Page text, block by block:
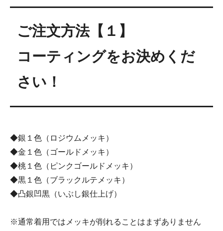
ご注文方法【１】
コーティングをお決めくだ
さい！
◆銀１色（ロジウムメッキ）
◆金１色（ゴールドメッキ）
◆桃１色（ピンクゴールドメッキ）
◆黒１色（ブラックルテメッキ）
◆凸銀凹黒（いぶし銀仕上げ）
※通常着用ではメッキが削れることはまずありません